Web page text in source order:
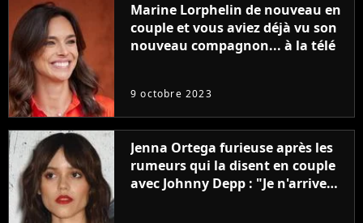
Marine Lorphelin de nouveau en
couple et vous aviez déjà vu son
nouveau compagnon... à la télé
9 octobre 2023
Jenna Ortega furieuse après les
rumeurs qui la disent en couple
avec Johnny Depp : "Je n'arrive